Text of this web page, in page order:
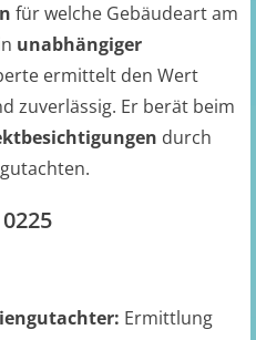
für welche Gebäudeart am
unabhängiger
ermittelt den Wert
zuverlässig. Er berät beim
durch
Ermittlung